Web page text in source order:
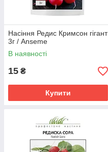
Насіння Редис Кримсон гігант
3г / Anseme
В наявності
15 ₴
Купити